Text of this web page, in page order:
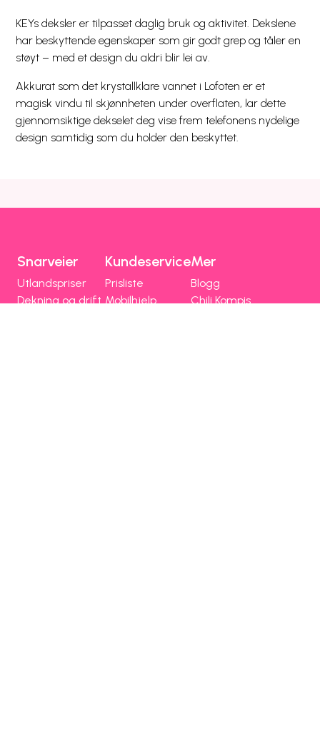
KEYs deksler er tilpasset daglig bruk og aktivitet. Dekslene
har beskyttende egenskaper som gir godt grep og tåler en
støyt – med et design du aldri blir lei av.
Akkurat som det krystallklare vannet i Lofoten er et
magisk vindu til skjønnheten under overflaten, lar dette
gjennomsiktige dekselet deg vise frem telefonens nydelige
design samtidig som du holder den beskyttet.
Snarveier
Utlandspriser
Dekning og drift
Kundeservice
Prisliste
Mobilhjelp
Mer
Blogg
Chili Kompis